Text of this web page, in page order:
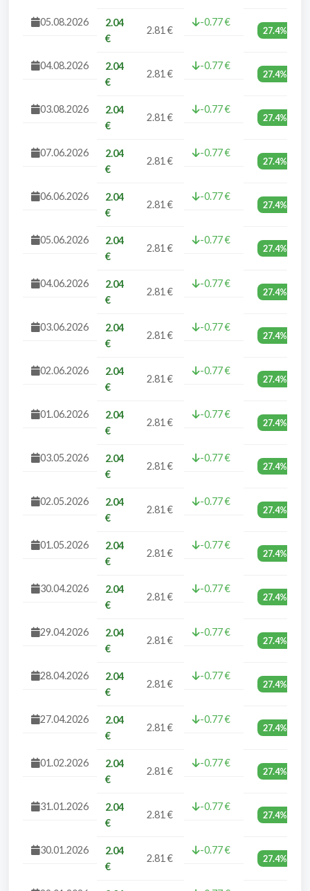
05.08.2026
2.04
€
2.81 €
-0.77 €
27.4%
04.08.2026
2.04
€
2.81 €
-0.77 €
27.4%
03.08.2026
2.04
€
2.81 €
-0.77 €
27.4%
07.06.2026
2.04
€
2.81 €
-0.77 €
27.4%
06.06.2026
2.04
€
2.81 €
-0.77 €
27.4%
05.06.2026
2.04
€
2.81 €
-0.77 €
27.4%
04.06.2026
2.04
€
2.81 €
-0.77 €
27.4%
03.06.2026
2.04
€
2.81 €
-0.77 €
27.4%
02.06.2026
2.04
€
2.81 €
-0.77 €
27.4%
01.06.2026
2.04
€
2.81 €
-0.77 €
27.4%
03.05.2026
2.04
€
2.81 €
-0.77 €
27.4%
02.05.2026
2.04
€
2.81 €
-0.77 €
27.4%
01.05.2026
2.04
€
2.81 €
-0.77 €
27.4%
30.04.2026
2.04
€
2.81 €
-0.77 €
27.4%
29.04.2026
2.04
€
2.81 €
-0.77 €
27.4%
28.04.2026
2.04
€
2.81 €
-0.77 €
27.4%
27.04.2026
2.04
€
2.81 €
-0.77 €
27.4%
01.02.2026
2.04
€
2.81 €
-0.77 €
27.4%
31.01.2026
2.04
€
2.81 €
-0.77 €
27.4%
30.01.2026
2.04
€
2.81 €
-0.77 €
27.4%